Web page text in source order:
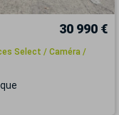
30 990 €
Select / Caméra /